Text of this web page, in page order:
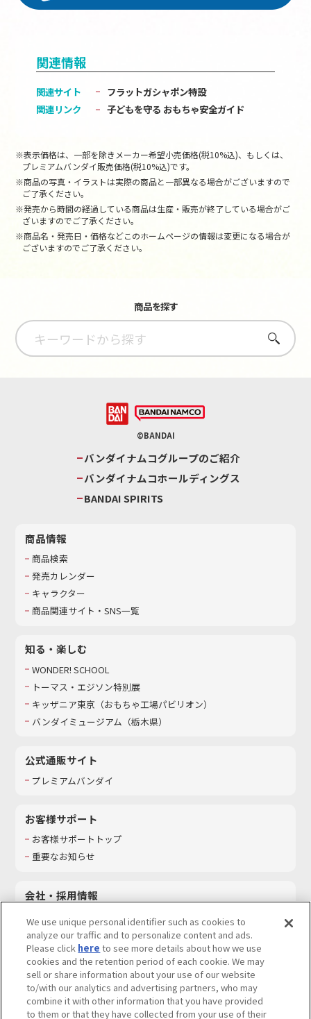
関連情報
関連サイト
フラットガシャポン特設
関連リンク
子どもを守る おもちゃ安全ガイド
※表示価格は、一部を除きメーカー希望小売価格(税10%込)、もしくは、
プレミアムバンダイ販売価格(税10%込)です。
※商品の写真・イラストは実際の商品と一部異なる場合がございますので
ご了承ください。
※発売から時間の経過している商品は生産・販売が終了している場合がご
ざいますのでご了承ください。
※商品名・発売日・価格などこのホームページの情報は変更になる場合が
ございますのでご了承ください。
商品を探す
さがす
©BANDAI
バンダイナムコグループのご紹介
バンダイナムコホールディングス
BANDAI SPIRITS
商品情報
商品検索
発売カレンダー
キャラクター
商品関連サイト・SNS一覧
知る・楽しむ
WONDER! SCHOOL
トーマス・エジソン特別展
キッザニア東京（おもちゃ工場パビリオン）​
バンダイミュージアム（栃木県）
公式通販サイト
プレミアムバンダイ
お客様サポート
お客様サポートトップ
重要なお知らせ
会社・採用情報
採用情報
サステナビリティ
お問い合わせ
We use unique personal identifier such as cookies to
analyze our traffic and to personalize content and ads.
Please click here to see more details about how we use
cookies and the retention period of each cookie. We may
sell or share information about your use of our website
to/with our analytics and advertising partners, who may
combine it with other information that you have provided
to them or that they have collected from your use of their